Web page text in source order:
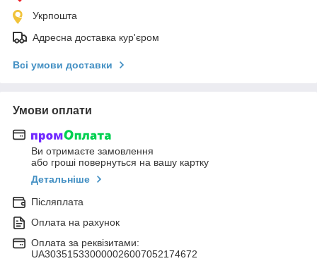
Укрпошта
Адресна доставка кур'єром
Всі умови доставки
Умови оплати
Ви отримаєте замовлення
або гроші повернуться на вашу картку
Детальніше
Післяплата
Оплата на рахунок
Оплата за реквізитами:
UA303515330000026007052174672